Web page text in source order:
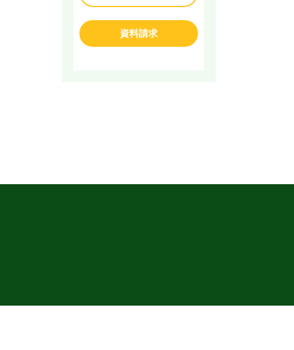
資料請求